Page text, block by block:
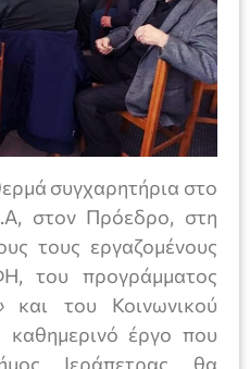
συγχαρητήρια στο
στον Πρόεδρο, στη
τους εργαζομένους
του προγράμματος
και του Κοινωνικού
καθημερινό έργο που
Ιεράπετρας θα